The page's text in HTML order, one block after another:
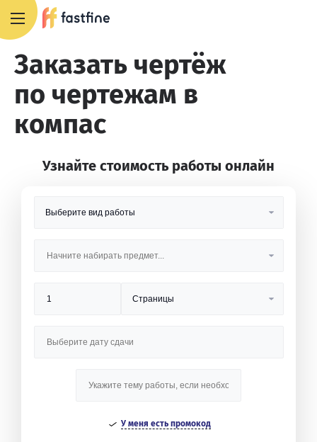
Заказать чертёж
по чертежам в
компас
Узнайте стоимость работы онлайн
У меня есть промокод